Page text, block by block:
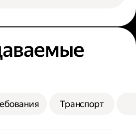
Транспорт